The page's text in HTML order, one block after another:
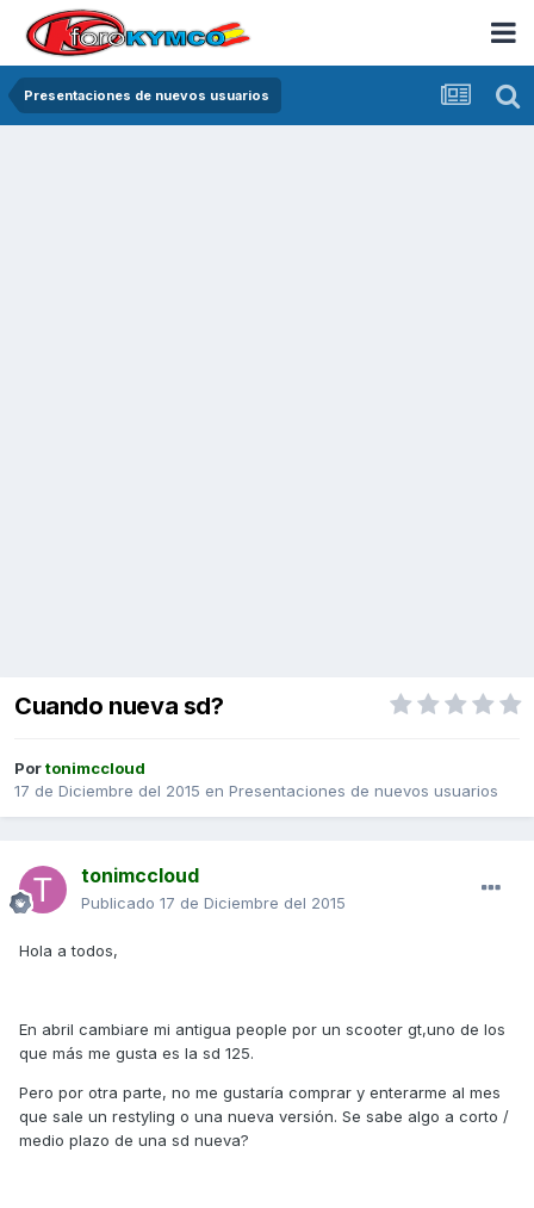
Presentaciones de nuevos usuarios
Cuando nueva sd?
Portonimccloud
17 de Diciembre del 2015 en Presentaciones de nuevos usuarios
tonimccloud
Publicado 17 de Diciembre del 2015
Hola a todos,
En abril cambiare mi antigua people por un scooter gt,uno de los
que más me gusta es la sd 125.
Pero por otra parte, no me gustaría comprar y enterarme al mes
que sale un restyling o una nueva versión. Se sabe algo a corto /
medio plazo de una sd nueva?